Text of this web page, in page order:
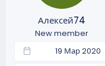
л
а
Алексей74
New member
19 Мар 2020